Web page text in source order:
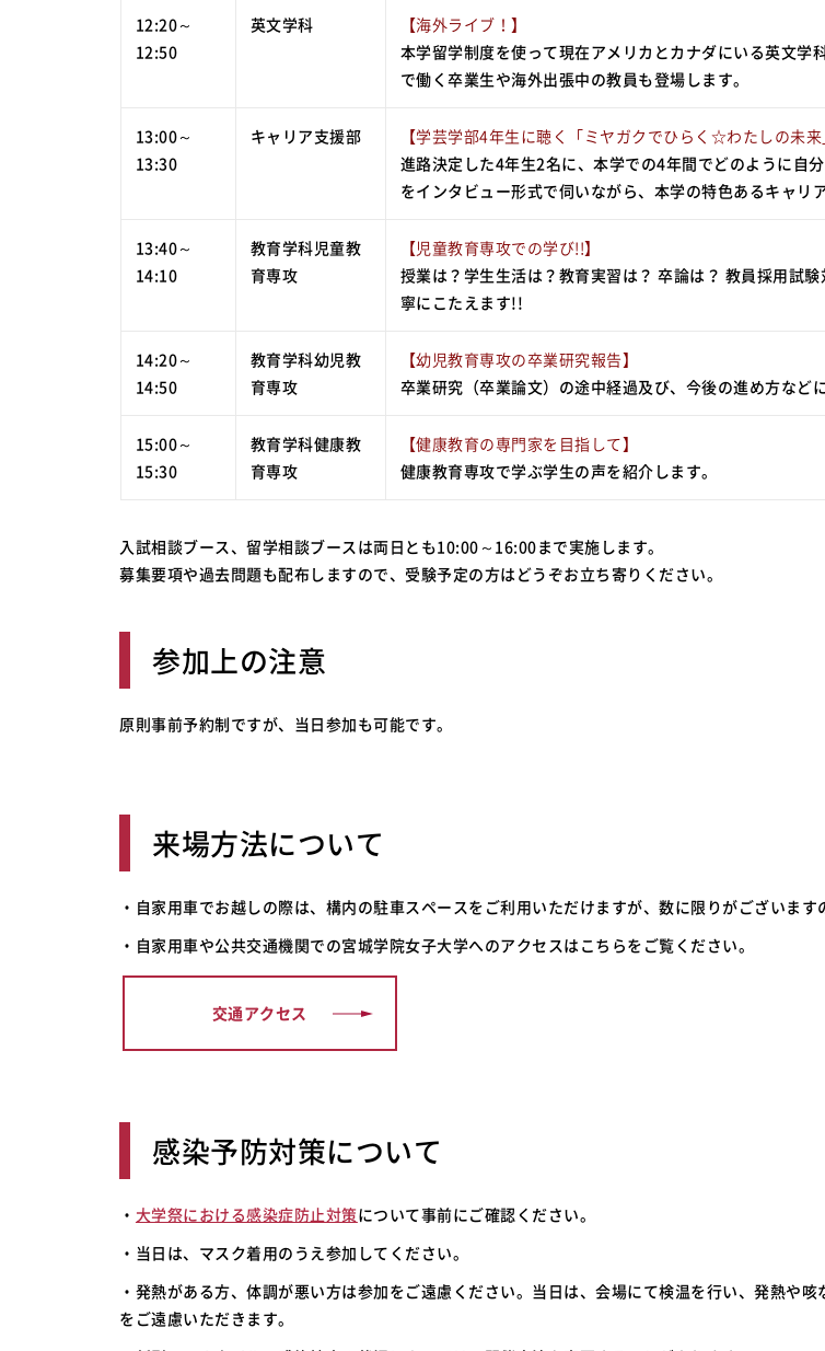
12:20～
12:50
英文学科
【海外ライブ！】
本学留学制度を使って現在アメリカとカナダにいる英文学
で働く卒業生や海外出張中の教員も登場します。
13:00～
13:30
キャリア支援部
【学芸学部4年生に聴く「ミヤガクでひらく☆わたしの未来
進路決定した4年生2名に、本学での4年間でどのように自
をインタビュー形式で伺いながら、本学の特色あるキャリ
13:40～
14:10
教育学科児童教
育専攻
【児童教育専攻での学び!!】
授業は？学生生活は？教育実習は？ 卒論は？ 教員採用試
寧にこたえます!!
14:20～
14:50
教育学科幼児教
育専攻
【幼児教育専攻の卒業研究報告】
卒業研究（卒業論文）の途中経過及び、今後の進め方など
15:00～
15:30
教育学科健康教
育専攻
【健康教育の専門家を目指して】
健康教育専攻で学ぶ学生の声を紹介します。
入試相談ブース、留学相談ブースは両日とも10:00～16:00まで実施します。
募集要項や過去問題も配布しますので、受験予定の方はどうぞお立ち寄りください。
参加上の注意
原則事前予約制ですが、当日参加も可能です。
来場方法について
・自家用車でお越しの際は、構内の駐車スペースをご利用いただけますが、数に限りがございます
・自家用車や公共交通機関での宮城学院女子大学へのアクセスはこちらをご覧ください。
交通アクセス
感染予防対策について
・ 大学祭における感染症防止対策について事前にご確認ください。
・当日は、マスク着用のうえ参加してください。
・発熱がある方、体調が悪い方は参加をご遠慮ください。当日は、会場にて検温を行い、発熱や
をご遠慮いただきます。